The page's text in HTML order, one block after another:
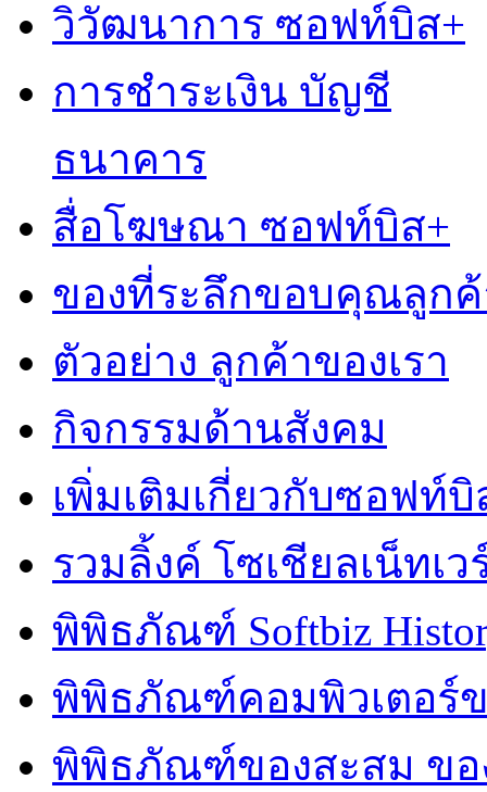
วิวัฒนาการ ซอฟท์บิส+
การชำระเงิน บัญชี
ธนาคาร
สื่อโฆษณา ซอฟท์บิส+
ของที่ระลึกขอบคุณลูก
ตัวอย่าง ลูกค้าของเรา
กิจกรรมด้านสังคม
เพิ่มเติมเกี่ยวกับซอฟท์บิ
รวมลิ้งค์ โซเชียลเน็ทเว
พิพิธภัณฑ์ Softbiz
พิพิธภัณฑ์คอมพิวเตอร์
พิพิธภัณฑ์ของสะสม ขอ